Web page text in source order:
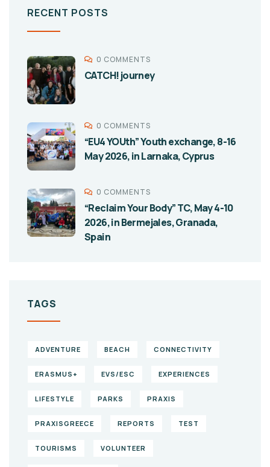
RECENT POSTS
0 COMMENTS
CATCH! journey
0 COMMENTS
“EU4 YOUth” Youth exchange, 8-16
May 2026, in Larnaka, Cyprus
0 COMMENTS
“Reclaim Your Body” TC, May 4-10
2026, in Bermejales, Granada,
Spain
TAGS
ADVENTURE BEACH CONNECTIVITY
ERASMUS+ EVS/ESC EXPERIENCES
LIFESTYLE PARKS PRAXIS
PRAXISGREECE REPORTS TEST
TOURISMS VOLUNTEER